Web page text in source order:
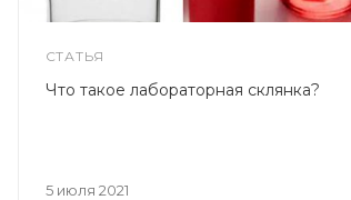
СТАТЬЯ
5 июля 2021
Что такое лабораторная склянка?